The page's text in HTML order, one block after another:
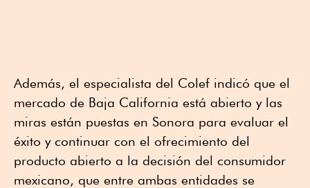
Además, el especialista del Colef indicó que el
mercado de Baja California está abierto y las
miras están puestas en Sonora para evaluar el
éxito y continuar con el ofrecimiento del
producto abierto a la decisión del consumidor
mexicano, que entre ambas entidades se